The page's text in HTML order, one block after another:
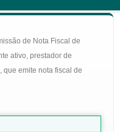
de Nota Fiscal de
ativo, prestador de
que emite nota fiscal de